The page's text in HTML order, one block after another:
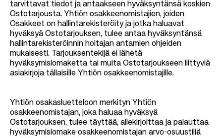
tarvittavat tiedot ja antaakseen hyväksyntänsä koskien
Ostotarjousta. Yhtiön osakkeenomistajien, joiden
Osakkeet on hallintarekisteröity ja jotka haluavat
hyväksyä Ostotarjouksen, tulee antaa hyväksyntänsä
hallintarekisteröinnin hoitajan antamien ohjeiden
mukaisesti. Tarjouksentekijä ei lähetä
hyväksymislomaketta tai muita Ostotarjoukseen liittyviä
asiakirjoja tällaisille Yhtiön osakkeenomistajille.
Yhtiön osakasluetteloon merkityn Yhtiön
osakkeenomistajan, joka haluaa hyväksyä
Ostotarjouksen, tulee täyttää, allekirjoittaa ja palauttaa
hyväksymislomake osakkeenomistajan arvo-osuustiliä